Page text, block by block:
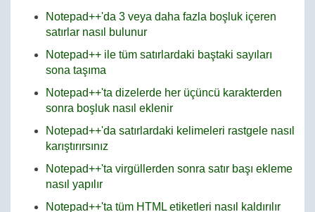
Notepad++'da 3 veya daha fazla boşluk içeren
satırlar nasıl bulunur
Notepad++ ile tüm satırlardaki baştaki sayıları
sona taşıma
Notepad++'ta dizelerde her üçüncü karakterden
sonra boşluk nasıl eklenir
Notepad++'da satırlardaki kelimeleri rastgele nasıl
karıştırırsınız
Notepad++'ta virgüllerden sonra satır başı ekleme
nasıl yapılır
Notepad++'ta tüm HTML etiketleri nasıl kaldırılır